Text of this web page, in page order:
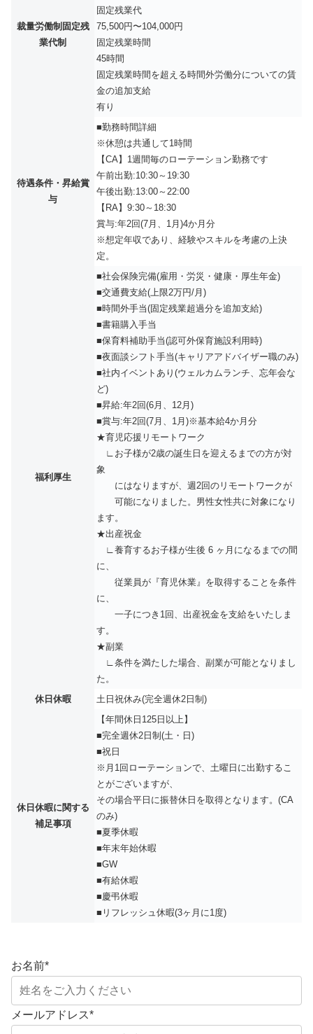
裁量労働制固定残
業代制
固定残業代
75,500円〜104,000円
固定残業時間
45時間
固定残業時間を超える時間外労働分についての賃
金の追加支給
有り
待遇条件・昇給賞
与
■勤務時間詳細
※休憩は共通して1時間
【CA】1週間毎のローテーション勤務です
午前出勤:10:30～19:30
午後出勤:13:00～22:00
【RA】9:30～18:30
賞与:年2回(7月、1月)4か月分
※想定年収であり、経験やスキルを考慮の上決
定。
福利厚生
■社会保険完備(雇用・労災・健康・厚生年金)
■交通費支給(上限2万円/月)
■時間外手当(固定残業超過分を追加支給)
■書籍購入手当
■保育料補助手当(認可外保育施設利用時)
■夜面談シフト手当(キャリアアドバイザー職のみ)
■社内イベントあり(ウェルカムランチ、忘年会な
ど)
■昇給:年2回(6月、12月)
■賞与:年2回(7月、1月)※基本給4か月分
★育児応援リモートワーク
∟お子様が2歳の誕生⽇を迎えるまでの方が対
象
にはなりますが、週2回のリモートワークが
可能になりました。男性女性共に対象になり
ます。
★出産祝金
∟養育するお子様が生後 6 ヶ月になるまでの間
に、
従業員が『育児休業』を取得することを条件
に、
一子につき1回、出産祝金を支給をいたしま
す。
★副業
∟条件を満たした場合、副業が可能となりまし
た。
休日休暇
土日祝休み(完全週休2日制)
休日休暇に関する
補足事項
【年間休日125日以上】
■完全週休2日制(土・日)
■祝日
※月1回ローテーションで、土曜日に出勤するこ
とがございますが、
その場合平日に振替休日を取得となります。(CA
のみ)
■夏季休暇
■年末年始休暇
■GW
■有給休暇
■慶弔休暇
■リフレッシュ休暇(3ヶ月に1度)
お名前*
メールアドレス*